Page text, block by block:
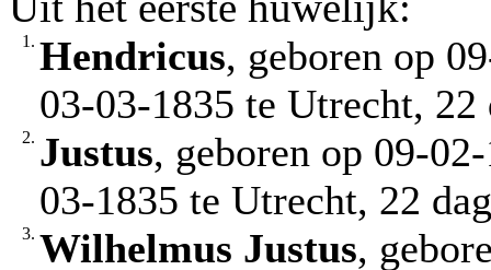
1. Hendricus, geboren op
03-03-1835 te Utrecht, 22
2. Justus, geboren op 09-
03-1835 te Utrecht, 22
3. Wilhelmus Justus,